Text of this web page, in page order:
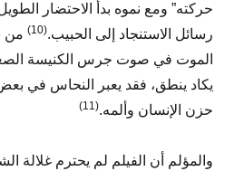
حركته” ومع نموه بدأ الاحتضار
رسائل الاستنجاد إلى الحبيب.(10)
من
الموت في صوت جرس الكنيسة
يكاد ينطق، فقد يعبر النحاس في
حزن الإنسان وألمه.(11)
والمؤلم أن الفيلم لم يحترم غلالة